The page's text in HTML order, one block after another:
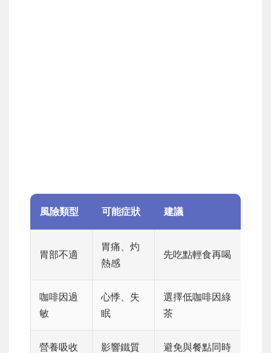
風險類型 可能症狀 建議
胃部不適
胃痛、灼
熱感
先吃點輕食再喝
咖啡因過
敏
心悸、失
眠
選擇低咖啡因綠
茶
營養吸收 影響鐵質 避免與餐點同時